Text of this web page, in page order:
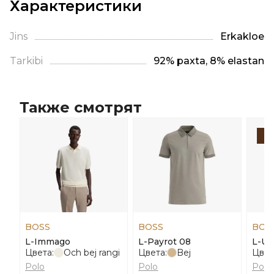
Характеристики
Jins Erkaklое
Tarkibi 92% paxta, 8% elastan
Также смотрят
BOSS
L-Immago
Цвета:
Och bej rangi
Polo
BOSS
L-Payrot 08
Цвета:
Bej
Polo
L-
Polo